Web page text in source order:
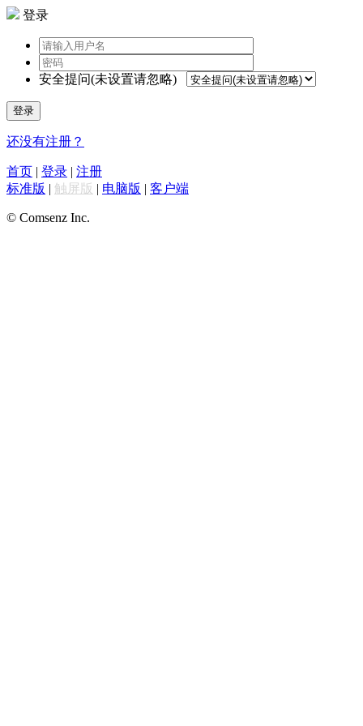
登录
安全提问(未设置请忽略)
登录
还没有注册？
首页 | 登录 | 注册
标准版 | 触屏版 | 电脑版 | 客户端
© Comsenz Inc.